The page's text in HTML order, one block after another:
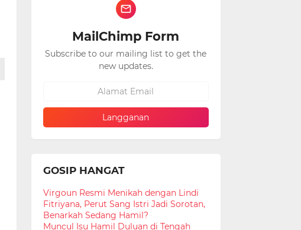
MailChimp Form
Subscribe to our mailing list to get the
new updates.
GOSIP HANGAT
Virgoun Resmi Menikah dengan Lindi
Fitriyana, Perut Sang Istri Jadi Sorotan,
Benarkah Sedang Hamil?
Muncul Isu Hamil Duluan di Tengah